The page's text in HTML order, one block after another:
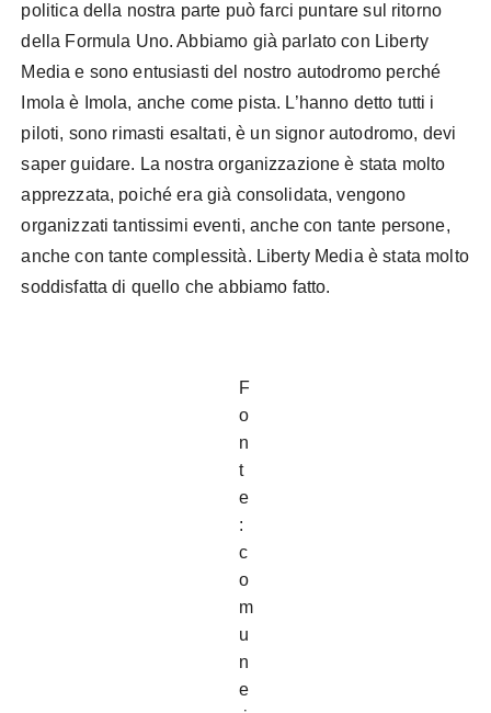
politica della nostra parte può farci puntare sul ritorno
della Formula Uno. Abbiamo già parlato con Liberty
Media e sono entusiasti del nostro autodromo perché
Imola è Imola, anche come pista. L’hanno detto tutti i
piloti, sono rimasti esaltati, è un signor autodromo, devi
saper guidare. La nostra organizzazione è stata molto
apprezzata, poiché era già consolidata, vengono
organizzati tantissimi eventi, anche con tante persone,
anche con tante complessità. Liberty Media è stata molto
soddisfatta di quello che abbiamo fatto.
F
o
n
t
e
:
c
o
m
u
n
e